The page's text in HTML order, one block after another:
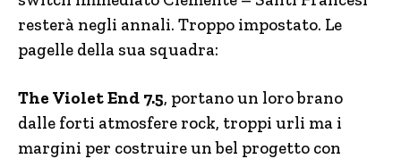
resterà negli annali. Troppo impostato. Le
pagelle della sua squadra:
The Violet End 7.5, portano un loro brano
dalle forti atmosfere rock, troppi urli ma i
margini per costruire un bel progetto con